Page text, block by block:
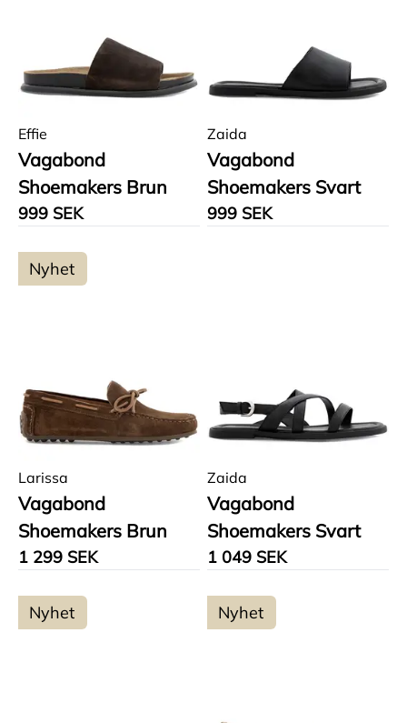
Effie
Vagabond
Shoemakers Brun
999 SEK
Zaida
Vagabond
Shoemakers Svart
999 SEK
Nyhet
Larissa
Vagabond
Shoemakers Brun
1 299 SEK
Zaida
Vagabond
Shoemakers Svart
1 049 SEK
Nyhet Nyhet